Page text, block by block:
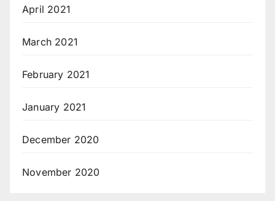
April 2021
March 2021
February 2021
January 2021
December 2020
November 2020